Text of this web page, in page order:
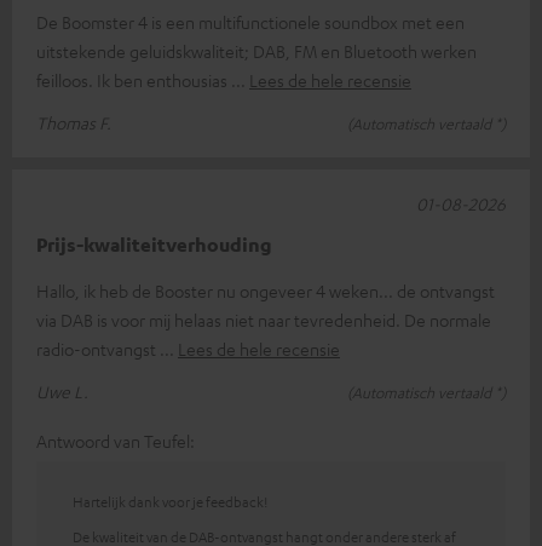
De Boomster 4 is een multifunctionele soundbox met een
uitstekende geluidskwaliteit; DAB, FM en Bluetooth werken
feilloos. Ik ben enthousias
Lees de hele recensie
Thomas F.
(Automatisch vertaald *)
Prijs-kwaliteitverhouding
Hallo, ik heb de Booster nu ongeveer 4 weken... de ontvangst
via DAB is voor mij helaas niet naar tevredenheid. De normale
radio-ontvangst
Lees de hele recensie
Uwe L.
(Automatisch vertaald *)
01-08-2026
Antwoord van Teufel:
Hartelijk dank voor je feedback!
De kwaliteit van de DAB-ontvangst hangt onder andere sterk af